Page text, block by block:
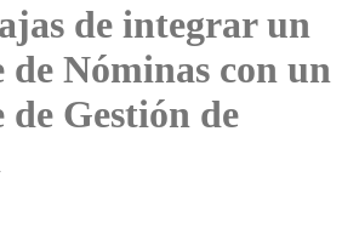
de integrar un
de Nóminas con un
de Gestión de